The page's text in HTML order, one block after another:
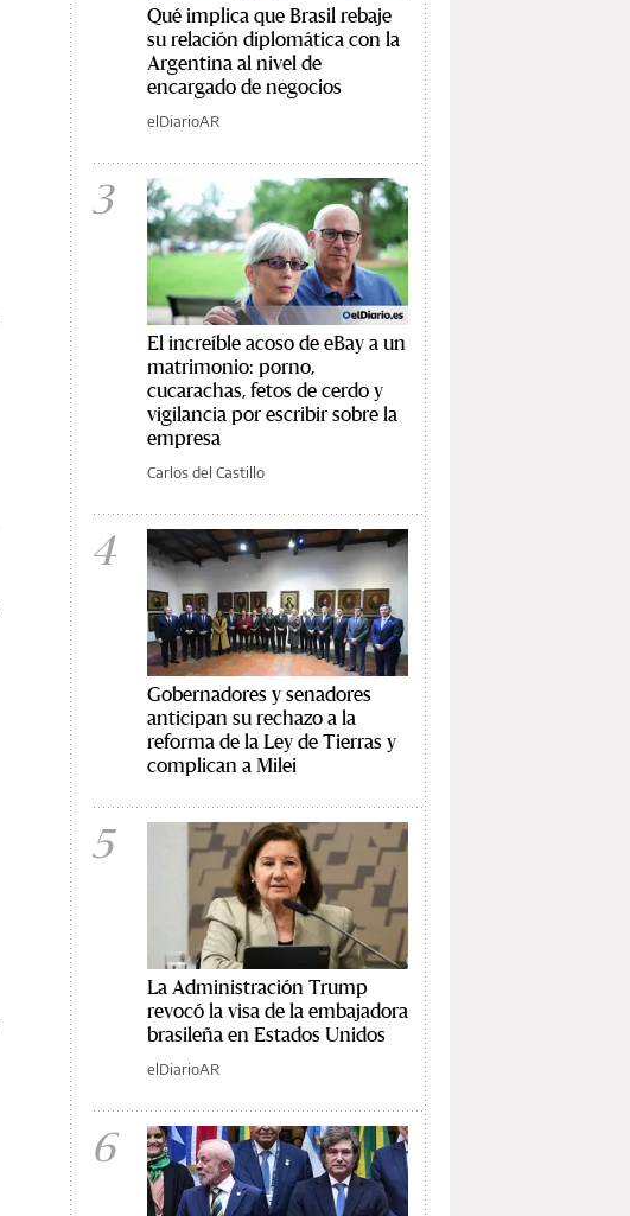
Qué implica que Brasil rebaje
su relación diplomática con la
Argentina al nivel de
encargado de negocios
elDiarioAR
3
El increíble acoso de eBay a un
matrimonio: porno,
cucarachas, fetos de cerdo y
vigilancia por escribir sobre la
empresa
Carlos del Castillo
4
Gobernadores y senadores
anticipan su rechazo a la
reforma de la Ley de Tierras y
complican a Milei
5
La Administración Trump
revocó la visa de la embajadora
brasileña en Estados Unidos
elDiarioAR
6